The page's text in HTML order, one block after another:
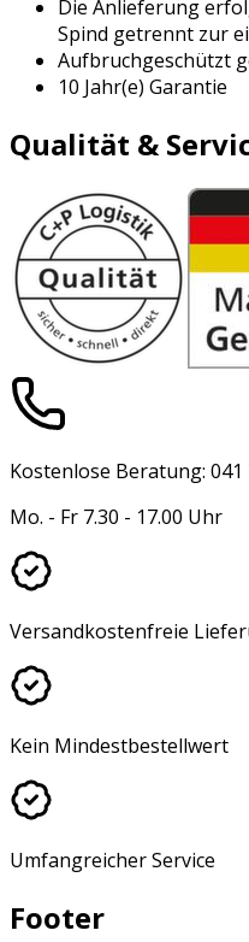
Die Anlieferung
Spind getrennt zur
Aufbruchgeschützt
10 Jahr(e) Garantie
Qualität &
Kostenlose Beratung: 041
Mo. - Fr 7.30 - 17.00 Uhr
Versandkostenfreie
Kein Mindestbestellwert
Umfangreicher Service
Footer